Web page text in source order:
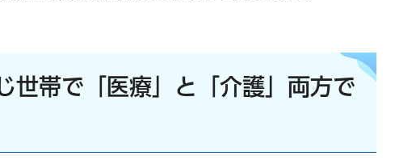
世帯で「医療」と「介護」両方で